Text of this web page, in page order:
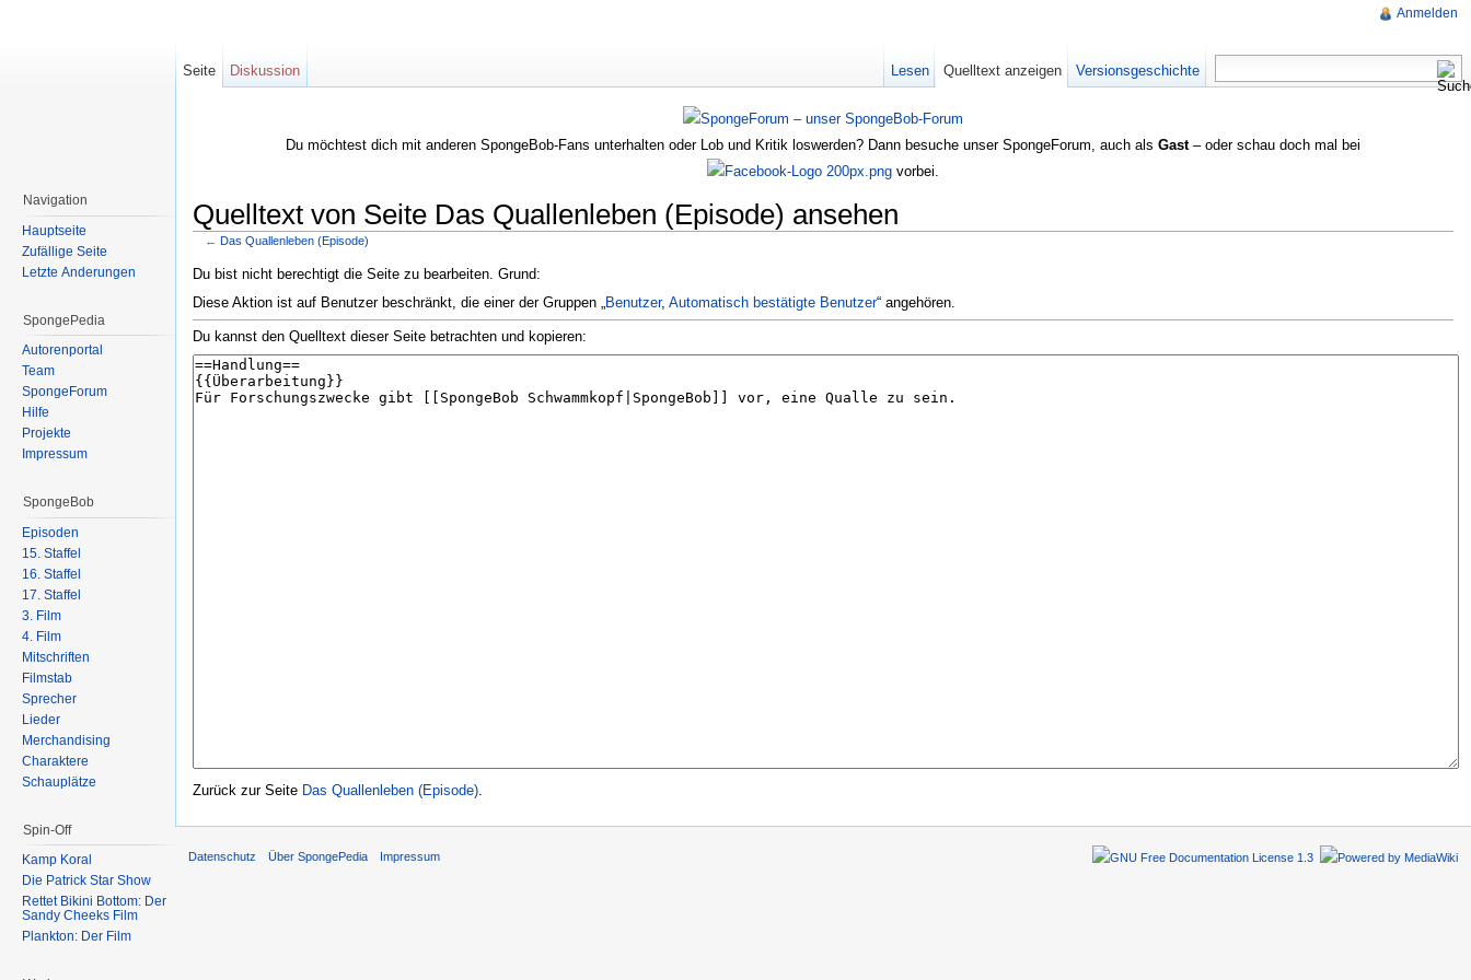
Du möchtest dich mit anderen SpongeBob-Fans unterhalten oder Lob und Kritik loswerden? Dann besuche unser SpongeForum, auch als Gast– oder schau doch mal bei
vorbei.
Quelltext von Seite Das Quallenleben (Episode) ansehen
← Das Quallenleben (Episode)
Du bist nicht berechtigt die Seite zu bearbeiten. Grund:
Diese Aktion ist auf Benutzer beschränkt, die einer der Gruppen „
Benutzer, Automatisch bestätigte Benutzer“ angehören.
Du kannst den Quelltext dieser Seite betrachten und kopieren:
Zurück zur Seite Das Quallenleben (Episode).
Anmelden
Seite Diskussion Lesen Quelltext anzeigen Versionsgeschichte
Navigation
Hauptseite
Zufällige Seite
Letzte Änderungen
SpongePedia
Autorenportal
Team
SpongeForum
Hilfe
Projekte
Impressum
SpongeBob
Episoden
15. Staffel
16. Staffel
17. Staffel
3. Film
4. Film
Mitschriften
Filmstab
Sprecher
Lieder
Merchandising
Charaktere
Schauplätze
Spin-Off
Kamp Koral
Die Patrick Star Show
Rettet Bikini Bottom: Der
Sandy Cheeks Film
Plankton: Der Film
Datenschutz Über SpongePedia Impressum